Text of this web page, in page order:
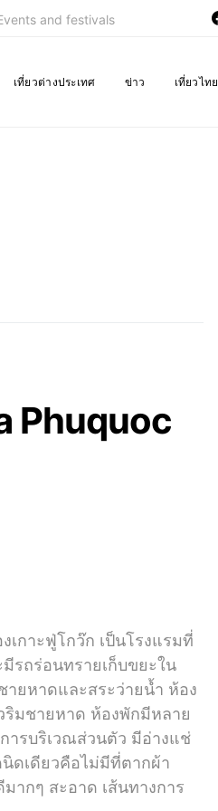
and festivals
เที่ยวต่างประเทศ ข่าว เที่ยวไทย
Phuquoc
กาะฟู่โกว๊ก เป็นโรงแรมที่
รถร่อนทรายเก็บขยะใน
ยหาดและสระว่ายน้ำ ห้อง
ริมชายหาด ห้องพักมีหลาย
ารบริเวณส่วนตัว มีอ่างแช่
ดเดียวคือไม่มีที่ตากผ้า
ากๆ สะอาด เส้นทางการ